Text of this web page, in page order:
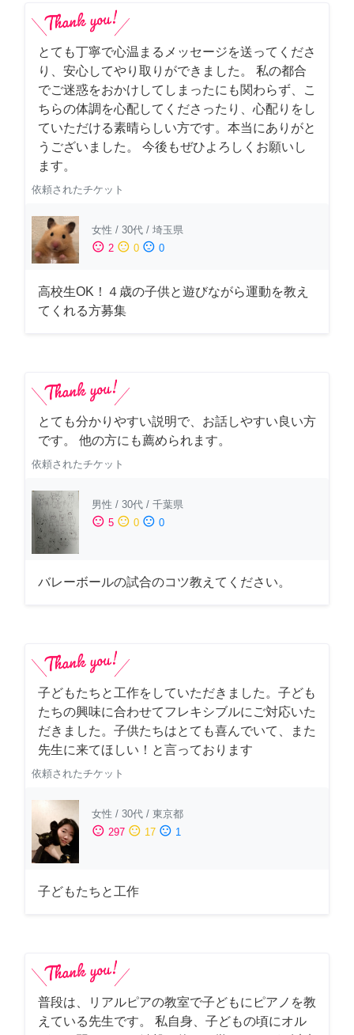
とても丁寧で心温まるメッセージを送ってくださ
り、安心してやり取りができました。 私の都合
でご迷惑をおかけしてしまったにも関わらず、こ
ちらの体調を心配してくださったり、心配りをし
ていただける素晴らしい方です。本当にありがと
うございました。 今後もぜひよろしくお願いし
ます。
依頼されたチケット
女性 / 30代 / 埼玉県
sentiment_satisfied 2 sentiment_neutral 0 sentiment_dissatisfied 0
高校生OK！４歳の子供と遊びながら運動を教え
てくれる方募集
とても分かりやすい説明で、お話しやすい良い方
です。 他の方にも薦められます。
依頼されたチケット
男性 / 30代 / 千葉県
sentiment_satisfied 5 sentiment_neutral 0 sentiment_dissatisfied 0
バレーボールの試合のコツ教えてください。
子どもたちと工作をしていただきました。子ども
たちの興味に合わせてフレキシブルにご対応いた
だきました。子供たちはとても喜んでいて、また
先生に来てほしい！と言っております
依頼されたチケット
女性 / 30代 / 東京都
sentiment_satisfied 297 sentiment_neutral 17 sentiment_dissatisfied 1
子どもたちと工作
普段は、リアルピアの教室で子どもにピアノを教
えている先生です。 私自身、子どもの頃にオル